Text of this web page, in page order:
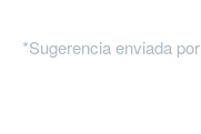
*Sugerencia enviada por